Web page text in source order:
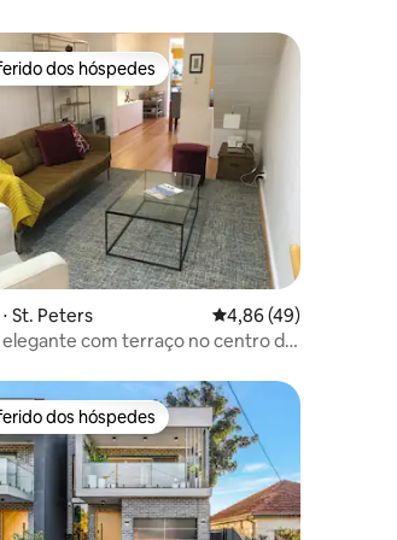
média de 5, 97 avaliações
dos hóspedes
dos hóspedes
St. Peters 4,86 de uma
4,86 (49)
elegante com terraço no centro de
dos hóspedes
dos hóspedes